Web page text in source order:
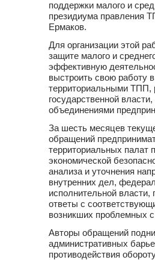
поддержки малого и
президиума правления
Ермаков.
Для организации этой
защите малого и
эффективную
выстроить свою работу
территориальными ТПП,
государственной
объединениями
За шесть месяцев
обращений
территориальных палат
экономической
анализа и уточнения
внутренних дел,
исполнительной
ответы с
возникших проблемных
Авторы обращений
административных
противодействия